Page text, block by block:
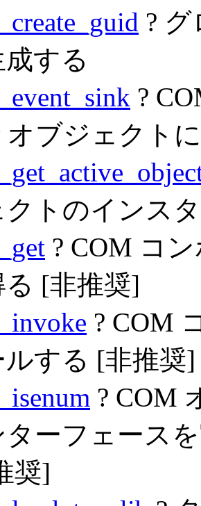
?
する
?
オブジェクト
クトのインス
? COM コ
る [非推奨]
? COM
ルする [非推奨]
? COM
ターフェース
奨]